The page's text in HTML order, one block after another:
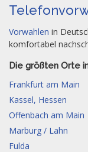
Vorwahlen in
komfortabel
Die größten Orte
Frankfurt am Main
Kassel, Hessen
Offenbach am Main
Marburg / Lahn
Fulda